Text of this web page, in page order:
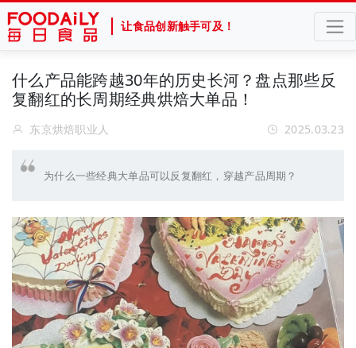
让食品创新触手可及！
什么产品能跨越30年的历史长河？盘点那些反
复翻红的长周期经典烘焙大单品！
东京烘焙职业人 2025.03.23
为什么一些经典大单品可以反复翻红，穿越产品周期？